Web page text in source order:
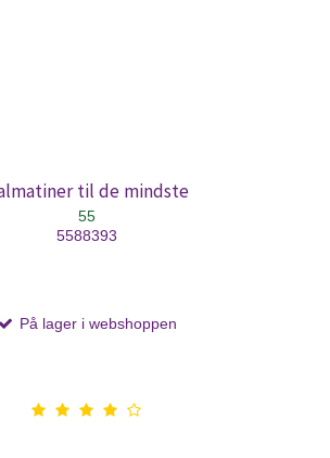
til de mindste
55
5588393
På lager i webshoppen